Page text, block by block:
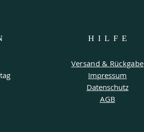
HILF E
Versand & Rückgabe
Impressum
Datenschutz
AGB